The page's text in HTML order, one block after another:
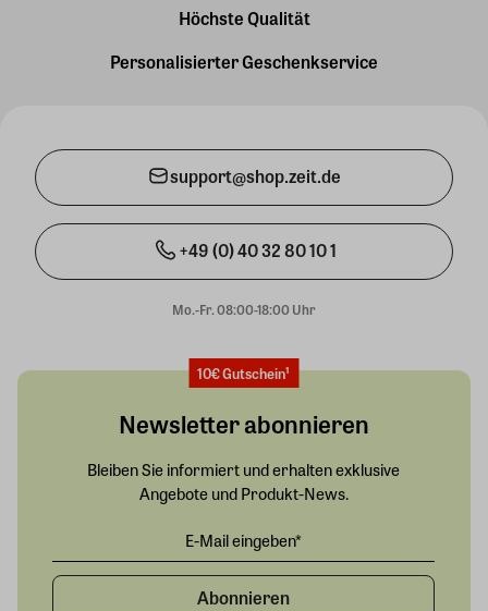
Höchste Qualität
Personalisierter Geschenkservice
support@shop.zeit.de
+49 (0) 40 32 80 10 1
Mo.-Fr. 08:00-18:00 Uhr
10€ Gutschein¹
Newsletter abonnieren
Bleiben Sie informiert und erhalten exklusive
Angebote und Produkt-News.
Abonnieren